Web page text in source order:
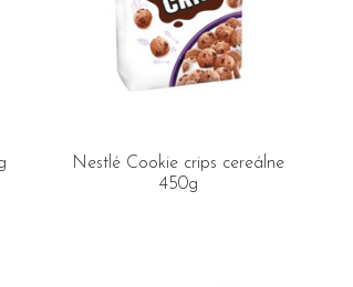
Nestlé Cookie crips cereálne
450g